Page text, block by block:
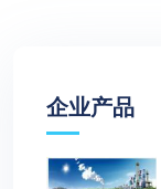
企业产品